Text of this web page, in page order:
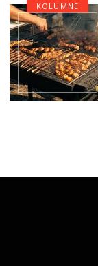
KOLUMNE